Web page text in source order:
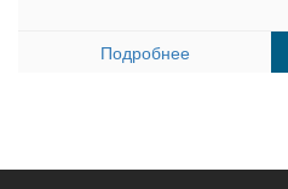
Подробнее